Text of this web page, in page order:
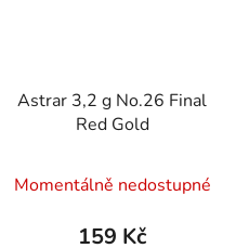
Astrar 3,2 g No.26 Final
Red Gold
Momentálně nedostupné
159 Kč